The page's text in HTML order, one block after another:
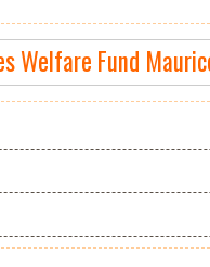
Welfare Fund